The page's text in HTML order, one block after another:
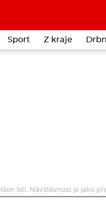
Sport Z kraje
lidí. Návštěvnost je jako